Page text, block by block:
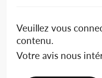
Veuillez vous
contenu.
Votre avis nous